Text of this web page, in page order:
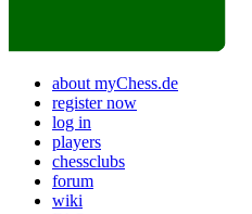
about myChess.de
register now
log in
players
chessclubs
forum
wiki